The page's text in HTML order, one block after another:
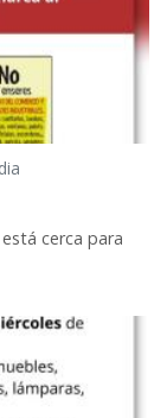
cerca para